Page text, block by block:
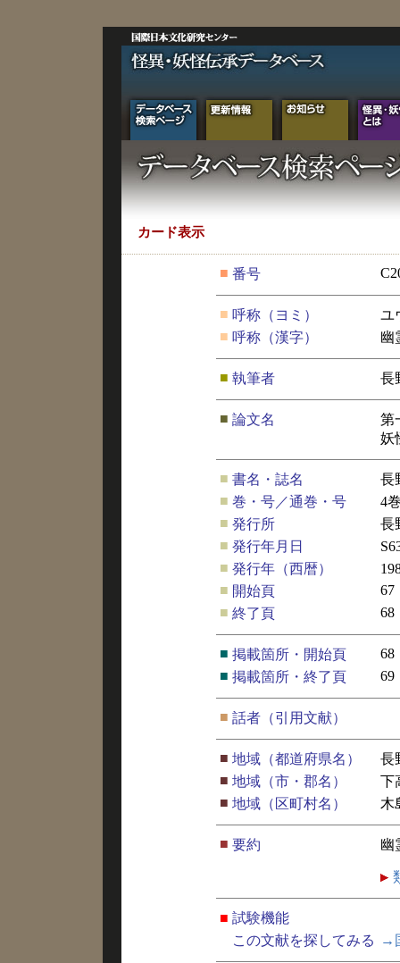
カード表示
■ 番号
■ 呼称（ヨミ）
ユ
■ 呼称（漢字） 幽
■ 執筆者 長
■ 論文名
第
妖
■ 書名・誌名
長
■ 巻・号／通巻・号
4
■ 発行所
長
■ 発行年月日
■ 発行年（西暦）
■ 開始頁
67
■ 終了頁 68
■ 掲載箇所・開始頁
68
■ 掲載箇所・終了頁 69
■ 話者（引用文献）
■ 地域（都道府県名）
長
■ 地域（市・郡名）
下
■ 地域（区町村名） 木
■ 要約 幽
■ 試験機能
この文献を探してみる
→